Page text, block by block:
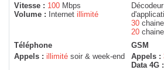
Vitesse : 100 Mbps
Volume :
Internet illimité
30
20
Téléphone
Appels : illimité soir & week-end
GSM
Appels :
Data 4G :